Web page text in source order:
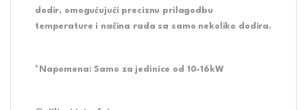
dodir, omogućujući preciznu prilagodbu
temperature i načina rada sa samo nekoliko dodira.
*Napomena: Samo za jedinice od 10-16kW